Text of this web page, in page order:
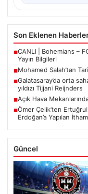
Son Eklenen
■CANLI | Bohemians –
Yayın Bilgileri
■Mohamed Salah’tan
■Galatasaray’da orta
yıldızı Tijjani Reijnders
■Açık Hava
■Ömer Çelik’ten
Erdoğan’a Yapılan
Güncel